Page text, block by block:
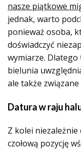
nasze piątkowe
jednak, warto
ponieważ osoba,
doświadczyć
wymiarze.
bielunia
ale także
Datura w raju
Z kolei
czołową pozycję